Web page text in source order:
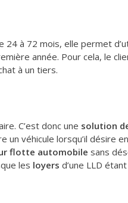
24 à 72 mois, elle permet
année. Pour cela, le
à un tiers.
C’est donc une solution
véhicule lorsqu’il désire
flotte automobile sans
les loyers d’une LLD